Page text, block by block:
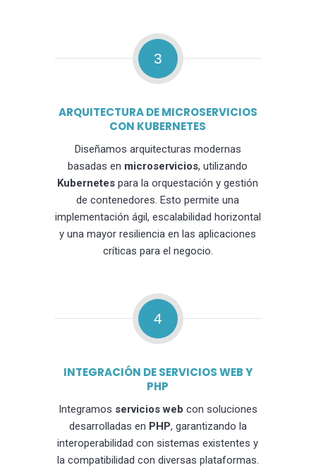
3
ARQUITECTURA DE MICROSERVICIOS
CON KUBERNETES
Diseñamos arquitecturas modernas
basadas en microservicios, utilizando
Kubernetes para la orquestación y gestión
de contenedores. Esto permite una
implementación ágil, escalabilidad horizontal
y una mayor resiliencia en las aplicaciones
críticas para el negocio.
4
INTEGRACIÓN DE SERVICIOS WEB Y
PHP
Integramos servicios web con soluciones
desarrolladas en PHP, garantizando la
interoperabilidad con sistemas existentes y
la compatibilidad con diversas plataformas.